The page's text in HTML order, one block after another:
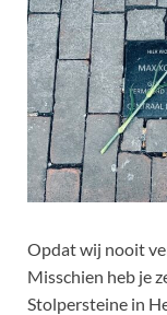
Opdat wij nooit
Misschien heb je
Stolpersteine in